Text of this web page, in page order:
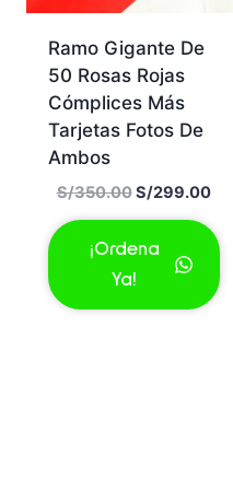
Ramo Gigante De
50 Rosas Rojas
Cómplices Más
Tarjetas Fotos De
Ambos
S/350.00El
precio
original
S/350.00.
S/299.00El
S/
¡Ordena
Ya!